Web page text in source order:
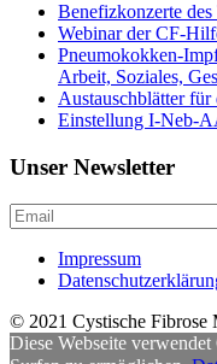
Benefizkonzerte
Webinar der CF-
Pneumokokken-
Arbeit, Soziales,
Austauschblätter
Einstellung I-Neb-
Unser Newsletter
Impressum
© 2021 Cystische
Diese Webseite